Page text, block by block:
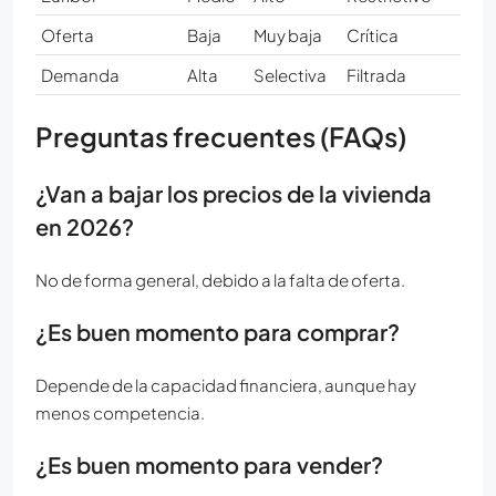
Oferta
Baja Muy baja
Crítica
Demanda
Alta Selectiva Filtrada
Preguntas frecuentes (FAQs)
¿Van a bajar los precios de la vivienda
en 2026?
No de forma general, debido a la falta de oferta.
¿Es buen momento para comprar?
Depende de la capacidad financiera, aunque hay
menos competencia.
¿Es buen momento para vender?